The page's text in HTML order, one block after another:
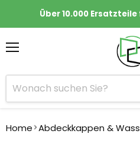
Über 10.000
Home Abdeckkappen &